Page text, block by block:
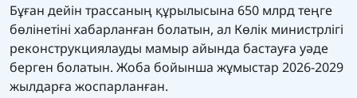
Бұған дейін трассаның құрылысына 650 млрд теңге
бөлінетіні хабарланған болатын, ал Көлік министрлігі
реконструкциялауды мамыр айында бастауға уәде
берген болатын. Жоба бойынша жұмыстар 2026-2029
жылдарға жоспарланған.